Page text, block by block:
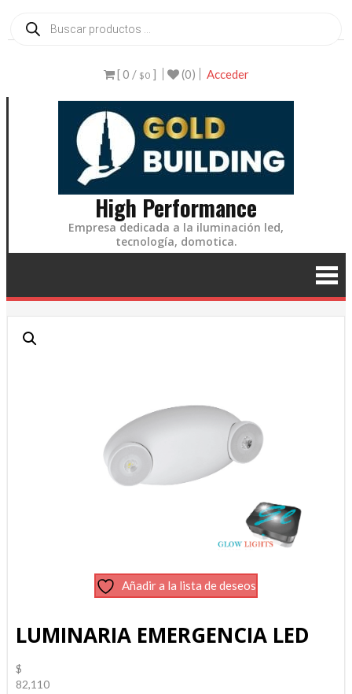
alproductos
[ 0 / $0] (0) Acceder
High Performance
Empresa dedicada a la iluminación led,
tecnología, domotica.
Añadir a la lista de deseos
LUMINARIA EMERGENCIA LED
$
82,110